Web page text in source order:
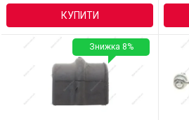
КУПИТИ
Знижка 8%